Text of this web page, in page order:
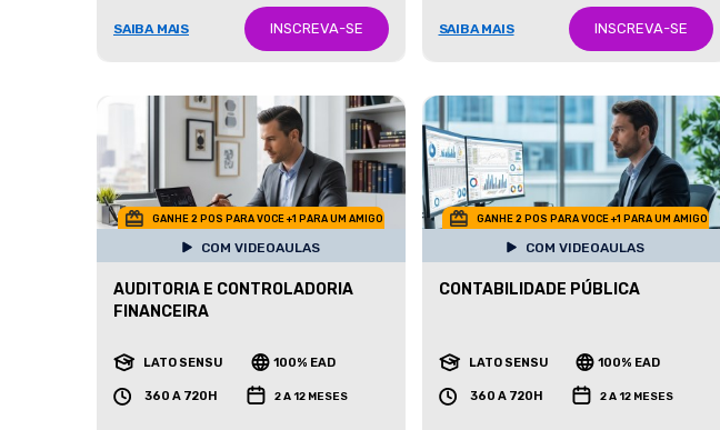
SAIBA MAIS INSCREVA-SE SAIBA MAIS INSCREVA-SE
GANHE 2 POS PARA VOCE +1 PARA UM AMIGO
COM VIDEOAULAS
AUDITORIA E CONTROLADORIA
FINANCEIRA
LATO SENSU 100% EAD
360 A 720H 2 A 12 MESES
GANHE 2 POS PARA VOCE +1 PARA UM AMIGO
COM VIDEOAULAS
CONTABILIDADE PÚBLICA
LATO SENSU 100% EAD
360 A 720H 2 A 12 MESES